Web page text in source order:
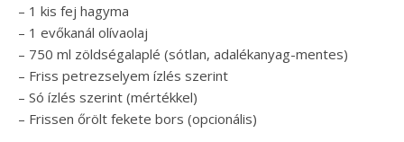
– 1 kis fej hagyma
– 1 evőkanál olívaolaj
– 750 ml zöldségalaplé (sótlan, adalékanyag-mentes)
– Friss petrezselyem ízlés szerint
– Só ízlés szerint (mértékkel)
– Frissen őrölt fekete bors (opcionális)